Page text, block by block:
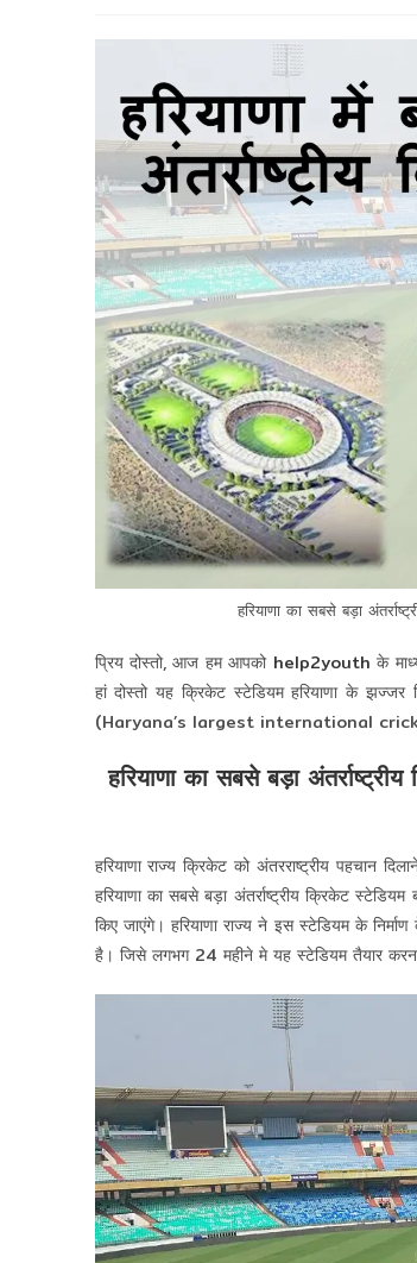
हरियाणा का सबसे बड़ा
प्रिय दोस्तो, आज हम आपको help2youth के
हां दोस्तो यह क्रिकेट स्टेडियम हरियाणा के झज्जर
(Haryana’s largest international cricket
हरियाणा का सबसे बड़ा
हरियाणा राज्य क्रिकेट को अंतरराष्ट्रीय पहचान
हरियाणा का सबसे बड़ा अंतर्राष्ट्रीय क्रिकेट
किए जाएंगे। हरियाणा राज्य ने इस स्टेडियम के
है। जिसे लगभग 24 महीने मे यह स्टेडियम तैयार